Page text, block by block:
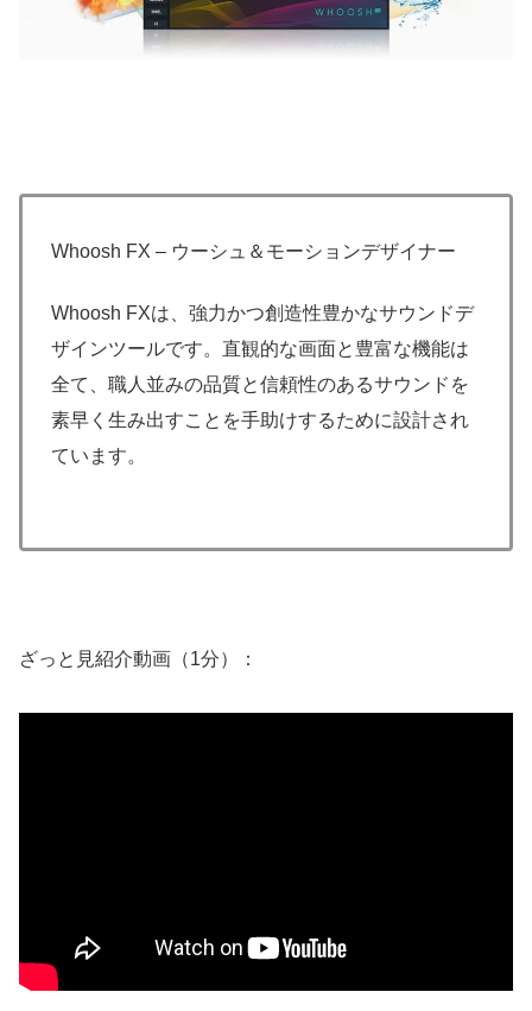
Whoosh FX – ウーシュ＆モーションデザイナー
Whoosh FXは、強力かつ創造性豊かなサウンドデ
ザインツールです。直観的な画面と豊富な機能は
全て、職人並みの品質と信頼性のあるサウンドを
素早く生み出すことを手助けするために設計され
ています。
ざっと見紹介動画（1分）：